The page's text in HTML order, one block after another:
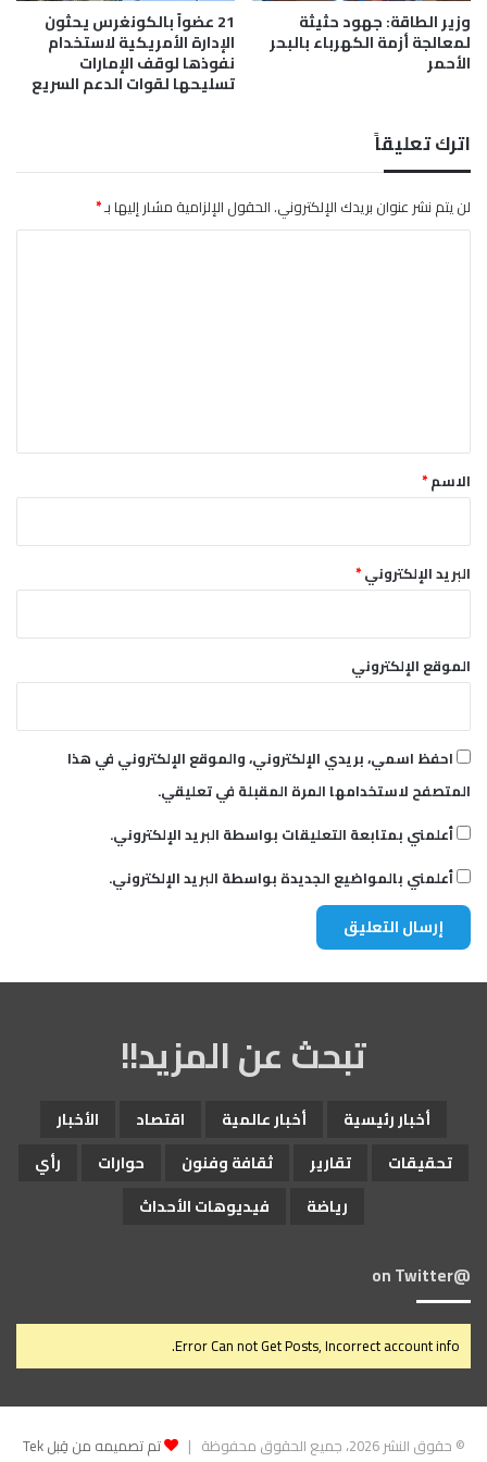
و
ن
ا
ق
ل
ي
م
ي
م
ب
ا
ر
ة
ح
ض
ا
ل
ي
ل
م
و
ذ
ج
اً
(
-
4
ت
ت
ط
ق
د
ر
اً
ع
ف
ا
ء
و
ا
ل
ا
ه
ز
ة
وزير الطاقة: جهود حثيثة
لمعالجة أزمة الكهرباء بالبحر
الأحمر
21 عضواً بالكونغرس يحثون
الإدارة الأمريكية لاستخدام
نفوذها لوقف الإمارات
تسليحها لقوات الدعم السريع
اترك تعليقاً
لن يتم نشر عنوان بريدك الإلكتروني.الحقول الإلزامية مشار إليها بـ*
*الاسم*
البريد الإلكتروني*
الموقع الإلكتروني
احفظ اسمي، بريدي الإلكتروني، والموقع الإلكتروني في هذا
المتصفح لاستخدامها المرة المقبلة في تعليقي.
أعلمني بمتابعة التعليقات بواسطة البريد الإلكتروني.
أعلمني بالمواضيع الجديدة بواسطة البريد الإلكتروني.
تبحث عن المزيد!!
أخبار رئيسية أخبار عالمية اقتصاد
الأخبار
تحقيقات
تقارير ثقافة وفنون حوارات
رأي
رياضة
فيديوهات الأحداث
@on Twitter
Error Can not Get Posts, Incorrect account info.
© حقوق النشر 2026، جميع الحقوق محفوظة | تم تصميمه من قِبل Tek